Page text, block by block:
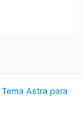
Tema Astra para